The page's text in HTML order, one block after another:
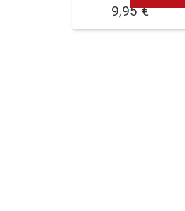
9,95€